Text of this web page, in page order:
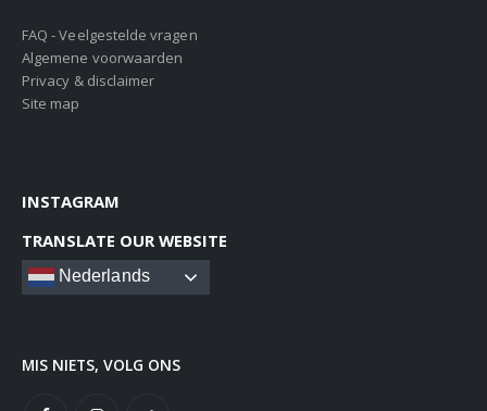
FAQ - Veelgestelde vragen
Algemene voorwaarden
Privacy & disclaimer
Site map
INSTAGRAM
TRANSLATE OUR WEBSITE
Nederlands
MIS NIETS, VOLG ONS